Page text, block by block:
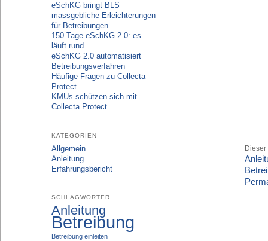
eSchKG bringt BLS
massgebliche Erleichterungen
für Betreibungen
150 Tage eSchKG 2.0: es
läuft rund
eSchKG 2.0 automatisiert
Betreibungsverfahren
Häufige Fragen zu Collecta
Protect
KMUs schützen sich mit
Collecta Protect
KATEGORIEN
Allgemein
Anleitung
Erfahrungsbericht
SCHLAGWÖRTER
Anleitung
Betreibung
Betreibung einleiten